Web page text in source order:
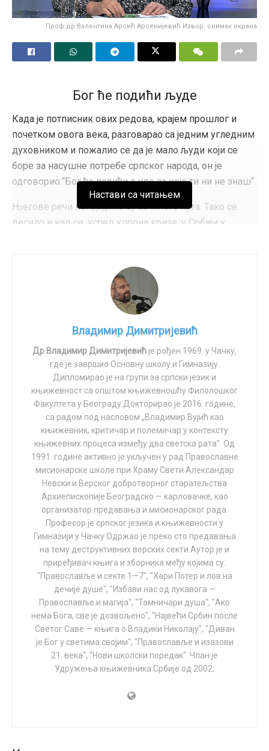
Проф.др Валентина Арсић Арсенијевић Извор: снимак екрана
Бог ће подићи људе
Када је потписник ових редова, крајем прошлог и
почетком овога века, разговарао са једним угледним
духовником и пожалио се да је мало људи који се
боре за насушне потребе српског народа, он је
одговорио:“Бог ће подићи људе за које ти ни не знаш“.
Његове речи потврдиле су се много пута. Тако се
десило и кад се, усред корона кризе, у Србији у
Медицинског факултета Универзитета у Београду.
Позната по својим радовима, доказана у струци, она
је дигла глас против огледа на нашој деци, којој су, у
име здравља, нудили непроверене РНК вакцине, чије
последице се и данас осећају широм света.
Напали су је одмах сви који су стали под барјак
квазимедицинске корона инквизиције, почев од
славног стручњака за епидемије, прослављеног по
тврдњи да бомбе са осиромашеним уранијумом нису
штетне по здравље. Међу жестоким нападачима
нашле су се и њене колеге ( не сви, наравно ), који су,
по налозима фајзеровско – астразенека диктатуре,
тврдили да нема ничег бољег од нових вакцина, и да
се треба вакцинисати једном, два пута, три пута,
бустер пута, јер, како су певали комунисти:“Ко
друкчије каже, тај клевеће и лаже, и нашу ће осетит
пест“. Оглашавао се и један ветеринар, који је,
отприлике, тврдио да је штета што људи нису краве,
па могу да се буне против вакцинације. А не треба да
се буне, јер нема ничег бољег од експерименталих
Шта је открио један рат
А онда је кренуо рат на Украјини, и руска војска је
пронашла и јавности представила доказе о
биолабораторијама САД на територији ове земље, али
и других држава. Чак се могло прочитати и
Настави са читањем
Владимир Димитријевић
Др Владимир Димитријевић је рођен 1969. у Чачку,
где је завршио Основну школу и Гимназију.
Дипломирао је на групи за српски језик и
књижевност са општом књижевношћу Филолошког
Факултета у Београду.Докторирао је 2016. године,
cа радом под насловом „Владимир Вујић као
књижевник, критичар и полемичар у контексту
књижевних процеса између два светска рата”. Од
1991. године активно је укључен у рад Православне
мисионарске школе при Храму Свети Александар
Невски и Верског добротворног старатељства
Архиепископије Београдско — карловачке, као
организатор предавања и мисионарског рада.
Професор је српског језика и књижевности у
Гимназији у Чачку.Одржао је преко сто предавања
на тему деструктивних верских секти.Аутор је и
приређивач књига и зборника међу којима су:
"Православље и секте 1—7", "Хари Потер и лов на
дечије душе", "Избави нас од лукавога —
Православље и магија", "Тамничари душа", "Ако
нема Бога, све је дозвољено", "Највећи Србин после
Светог Саве — књига о Владики Николају", "Диван
је Бог у светима својим", "Православље и изазови
21. века", "Нови школски поредак". Члан је
Удружења књижевника Србије од 2002.